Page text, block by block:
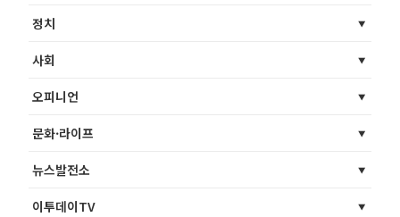
정치
사회
오피니언
문화·라이프
뉴스발전소
이투데이TV